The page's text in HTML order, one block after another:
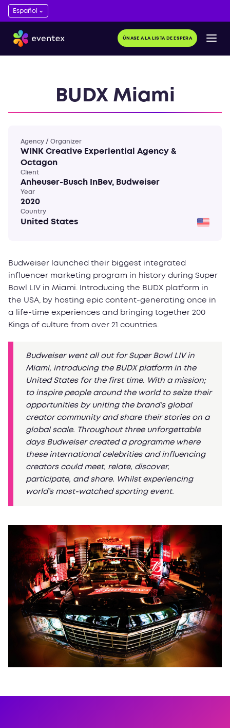
ÚNASE A LA LISTA DE ESPERA
BUDX Miami
Agency / Organizer
WINK Creative Experiential Agency &
Octagon
Client
Anheuser-Busch InBev, Budweiser
Year
2020
Country
United States
Budweiser launched their biggest integrated
influencer marketing program in history during Super
Bowl LIV in Miami. Introducing the BUDX platform in
the USA, by hosting epic content-generating once in
a life-time experiences and bringing together 200
Kings of culture from over 21 countries.
Budweiser went all out for Super Bowl LIV in
Miami, introducing the BUDX platform in the
United States for the first time. With a mission;
to inspire people around the world to seize their
opportunities by uniting the brand’s global
creator community and share their stories on a
global scale. Throughout three unforgettable
days Budweiser created a programme where
these international celebrities and influencing
creators could meet, relate, discover,
participate, and share. Whilst experiencing
world’s most-watched sporting event.